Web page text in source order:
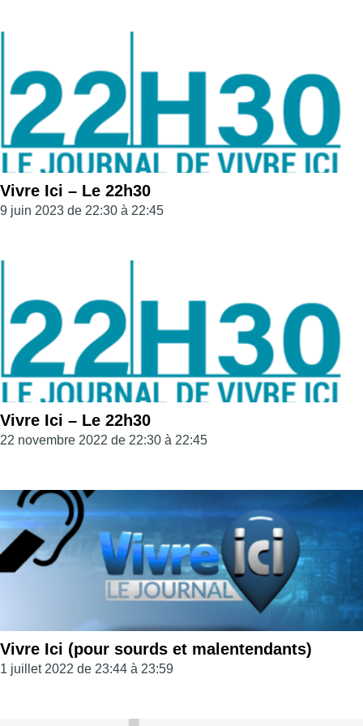
Vivre Ici – Le 22h30
9 juin 2023 de 22:30 à 22:45
Vivre Ici – Le 22h30
22 novembre 2022 de 22:30 à 22:45
Vivre Ici (pour sourds et malentendants)
1 juillet 2022 de 23:44 à 23:59